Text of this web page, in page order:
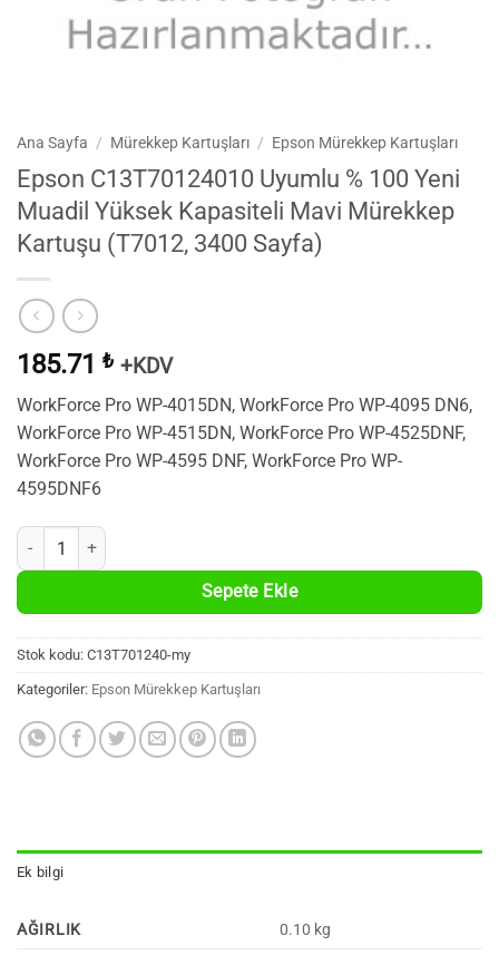
Ana Sayfa / Mürekkep Kartuşları / Epson Mürekkep Kartuşları
Epson C13T70124010 Uyumlu % 100 Yeni
Muadil Yüksek Kapasiteli Mavi Mürekkep
Kartuşu (T7012, 3400 Sayfa)
185.71 ₺ +KDV
WorkForce Pro WP-4015DN, WorkForce Pro WP-4095 DN6,
WorkForce Pro WP-4515DN, WorkForce Pro WP-4525DNF,
WorkForce Pro WP-4595 DNF, WorkForce Pro WP-
4595DNF6
Epson C13T70124010 Uyumlu % 100 Yeni Muadil Yüksek Kapasiteli
Sepete Ekle
Stok kodu: C13T701240-my
Kategoriler: Epson Mürekkep Kartuşları
Ek bilgi
AĞIRLIK 0.10 kg